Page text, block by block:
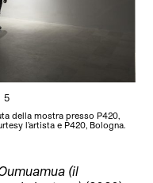
5
della mostra presso P420,
l’artista e P420, Bologna.
(il